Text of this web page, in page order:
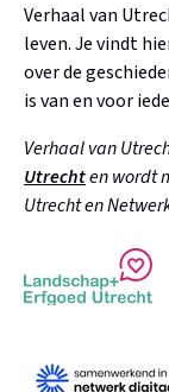
Verhaal van
leven. Je vindt
over de
is van en voor
Verhaal van
Utrechten wordt
Utrecht en